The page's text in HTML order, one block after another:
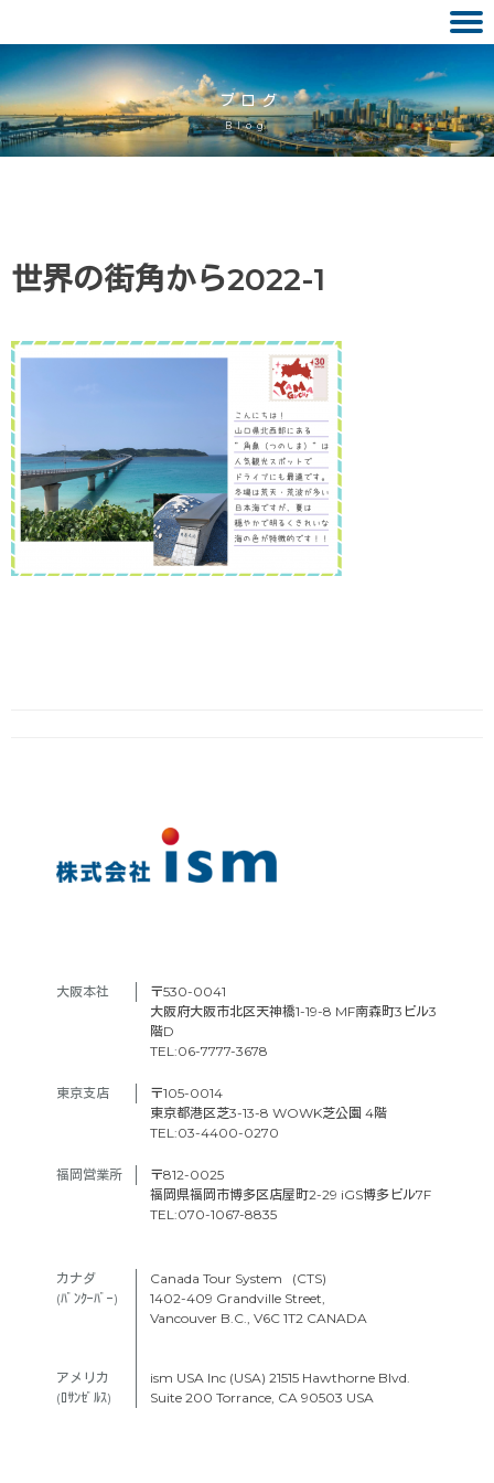
to
content
ブログ
Blog
世界の街角から2022-1
大阪本社
〒530-0041
大阪府大阪市北区天神橋1-19-8 MF南森町3ビル3
階D
TEL:06-7777-3678
東京支店
〒105-0014
東京都港区芝3-13-8 WOWK芝公園 4階
TEL:03-4400-0270
福岡営業所
〒812-0025
福岡県福岡市博多区店屋町2-29 iGS博多ビル7F
TEL:070-1067-8835
カナダ
(ﾊﾞﾝｸｰﾊﾞｰ)
アメリカ
(ﾛｻﾝｾﾞﾙｽ)
Canada Tour System (CTS)
1402-409 Grandville Street,
Vancouver B.C., V6C 1T2 CANADA
ism USA Inc (USA) 21515 Hawthorne Blvd.
Suite 200 Torrance, CA 90503 USA